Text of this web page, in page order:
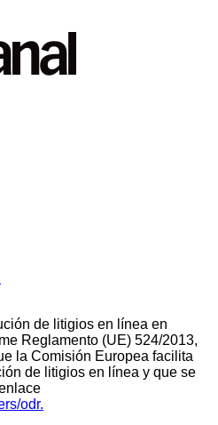
de litigios en línea en
Reglamento (UE) 524/2013,
la Comisión Europea facilita
de litigios en línea y que se
odr.